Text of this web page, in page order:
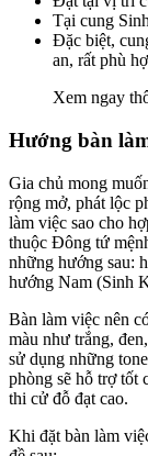
Tại cung
Đặc biệt,
an, rất phù
Xem ngay
Hướng bàn
Gia chủ mong
rộng mở, phát lộc
làm việc sao cho
thuộc Đông tứ
những hướng sau:
hướng Nam (Sinh
Bàn làm việc nên
màu như trắng,
sử dụng những
phòng sẽ hỗ trợ tốt
thi cử đỗ đạt cao.
Khi đặt bàn làm